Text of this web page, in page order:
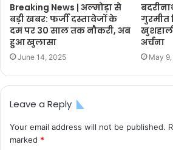
Breaking News | अल्मोड़ा से
बड़ी खबर: फर्जी दस्तावेजों के
दम पर 30 साल तक नौकरी, अब
हुआ खुलासा
June 14, 2025
गुरमीत
अर्चना
May
Leave a Reply
Your email address will not be published.
marked *